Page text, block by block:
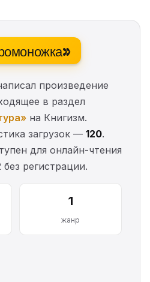
произведение
в раздел
на Книгизм.
загрузок — 120.
для онлайн-чтения
регистрации.
1
жанр